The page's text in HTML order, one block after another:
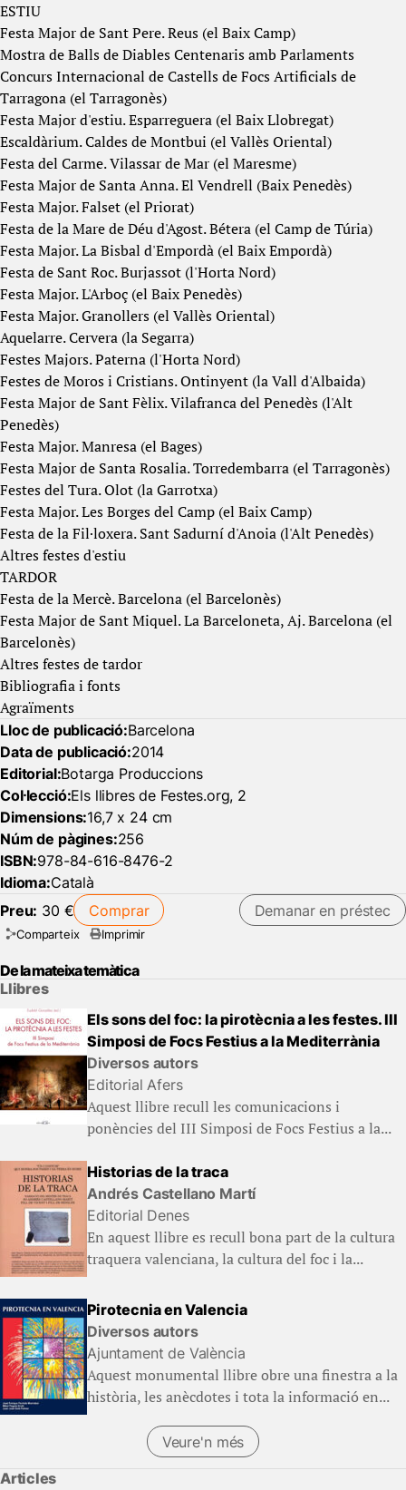
ESTIU
Festa Major de Sant Pere. Reus (el Baix Camp)
Mostra de Balls de Diables Centenaris amb Parlaments
Concurs Internacional de Castells de Focs Artificials de
Tarragona (el Tarragonès)
Festa Major d'estiu. Esparreguera (el Baix Llobregat)
Escaldàrium. Caldes de Montbui (el Vallès Oriental)
Festa del Carme. Vilassar de Mar (el Maresme)
Festa Major de Santa Anna. El Vendrell (Baix Penedès)
Festa Major. Falset (el Priorat)
Festa de la Mare de Déu d'Agost. Bétera (el Camp de Túria)
Festa Major. La Bisbal d'Empordà (el Baix Empordà)
Festa de Sant Roc. Burjassot (l'Horta Nord)
Festa Major. L'Arboç (el Baix Penedès)
Festa Major. Granollers (el Vallès Oriental)
Aquelarre. Cervera (la Segarra)
Festes Majors. Paterna (l'Horta Nord)
Festes de Moros i Cristians. Ontinyent (la Vall d'Albaida)
Festa Major de Sant Fèlix. Vilafranca del Penedès (l'Alt
Penedès)
Festa Major. Manresa (el Bages)
Festa Major de Santa Rosalia. Torredembarra (el Tarragonès)
Festes del Tura. Olot (la Garrotxa)
Festa Major. Les Borges del Camp (el Baix Camp)
Festa de la Fil·loxera. Sant Sadurní d'Anoia (l'Alt Penedès)
Altres festes d'estiu
TARDOR
Festa de la Mercè. Barcelona (el Barcelonès)
Festa Major de Sant Miquel. La Barceloneta, Aj. Barcelona (el
Barcelonès)
Altres festes de tardor
Bibliografia i fonts
Agraïments
Lloc de publicació:Barcelona
Data de publicació:2014
Editorial:Botarga Produccions
Col·lecció:Els llibres de Festes.org, 2
Dimensions:16,7 x 24 cm
Núm de pàgines:256
ISBN:978-84-616-8476-2
Idioma:Català
Preu: 30 € Comprar Demanar en préstec
Comparteix Imprimir
De la mateixa temàtica
Llibres
Els sons del foc: la pirotècnia a les festes. III
Simposi de Focs Festius a la Mediterrània
Diversos autors
Editorial Afers
Aquest llibre recull les comunicacions i
ponències del III Simposi de Focs Festius a la...
Historias de la traca
Andrés Castellano Martí
Editorial Denes
En aquest llibre es recull bona part de la cultura
traquera valenciana, la cultura del foc i la...
Pirotecnia en Valencia
Diversos autors
Ajuntament de València
Aquest monumental llibre obre una finestra a la
història, les anècdotes i tota la informació en...
Veure'n més
Articles